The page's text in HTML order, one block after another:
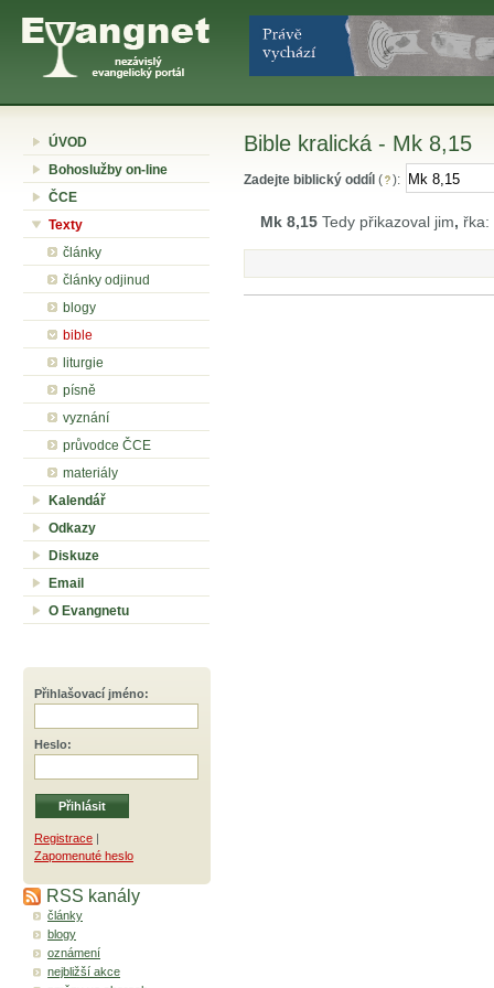
ÚVOD
Bohoslužby on-line
ČCE
Texty
články
články odjinud
blogy
bible
liturgie
písně
vyznání
průvodce ČCE
materiály
Kalendář
Odkazy
Diskuze
Email
O Evangnetu
Přihlašovací jméno:
Heslo:
Registrace |
Zapomenuté heslo
RSS kanály
články
blogy
oznámení
nejbližší akce
Bible kralická - Mk 8,15
Zadejte biblický oddíl ( ):
Mk 8,15 Tedy přikazoval jim, řka: